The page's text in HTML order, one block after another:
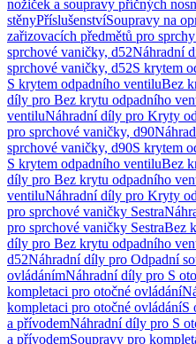
nožiček a soupravy příčných
stěnyPříslušenstvíSoupravy na
zařizovacích předmětů pro
sprchové vaničky, d52Náhradní
sprchové vaničky, d52S krytem
S krytem odpadního ventiluBez
díly pro Bez krytu odpadního
ventiluNáhradní díly pro Kryty
pro sprchové vaničky, d90
sprchové vaničky, d90S krytem
S krytem odpadního ventiluBez
díly pro Bez krytu odpadního
ventiluNáhradní díly pro Kryty
pro sprchové vaničky Sestra
pro sprchové vaničky SestraBez
díly pro Bez krytu odpadního
d52Náhradní díly pro Odpadní
ovládánímNáhradní díly pro S
kompletaci pro otočné ovládání
kompletaci pro otočné ovládáníS
a přívodemNáhradní díly pro S
a přívodemSoupravy pro